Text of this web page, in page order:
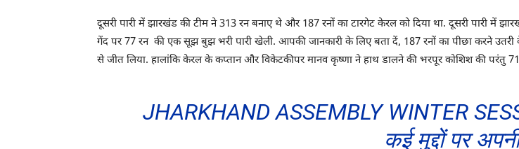
दूसरी पारी में झारखंड की टीम ने 313 रन बनाए थे और 187 रनों का टारगेट केरल को दिया था. दूसरी पारी में
गेंद पर 77 रन की एक सूझ बुझ भरी पारी खेली. आपकी जानकारी के लिए बता दें, 187 रनों का पीछा करने
से जीत लिया. हालांकि केरल के कप्तान और विकेटकीपर मानव कृष्णा ने हाथ डालने की भरपूर कोशिश की परंतु
JHARKHAND ASSEMBLY WINTER
कई मुद्दों पर